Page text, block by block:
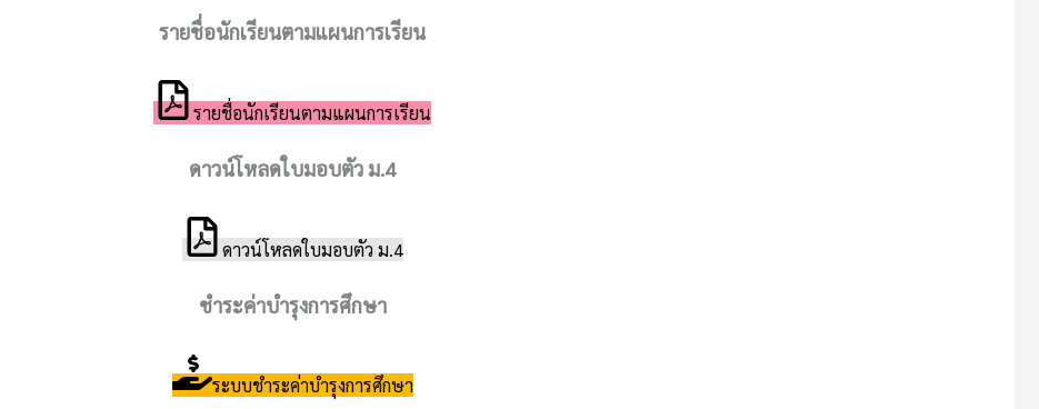
รายชื่อนักเรียนตามแผนการเรียน
รายชื่อนักเรียนตามแผนการเรียน
ดาวน์โหลดใบมอบตัว ม.4
ดาวน์โหลดใบมอบตัว ม.4
ชำระค่าบำรุงการศึกษา
ระบบชำระค่าบำรุงการศึกษา